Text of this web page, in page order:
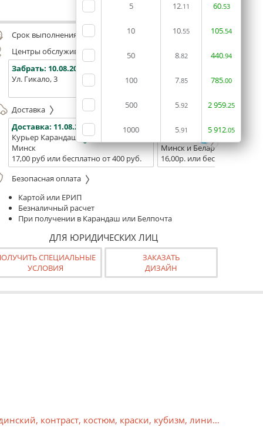
5 12.11 60.53
10 10.55 105.54
50 8.82 440.94
100 7.85 785.00
500 5.92 2959.25
1000 5.91 5912.05
Оставить комментарий
Срок выполнения заказа (до 200 руб.):
48 часов
Центры обслуживания, самовывоз
Забрать: 10.08.2026
Ул. Гикало, 3
Ул. Б. Хмельницкого, 7
Доставка
Доставка: 11.08.2026
Курьер Карандаш
Минск
17,00 руб или бесплатно от 400 руб.
Доставка:
13.08.2026 -
Минск и Беларусь
16,00р. или бесплатно от
Безопасная оплата
Картой или ЕРИП
Безналичный расчет
При получении в Карандаш или Белпочта
ДЛЯ ЮРИДИЧЕСКИХ ЛИЦ
СПЕЦИАЛЬНЫЕ
УСЛОВИЯ
ЗАКАЗАТЬ
ДИЗАЙН
, контраст, костюм, краски, кубизм, линия ,